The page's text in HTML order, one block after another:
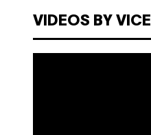
VIDEOS BY VICE